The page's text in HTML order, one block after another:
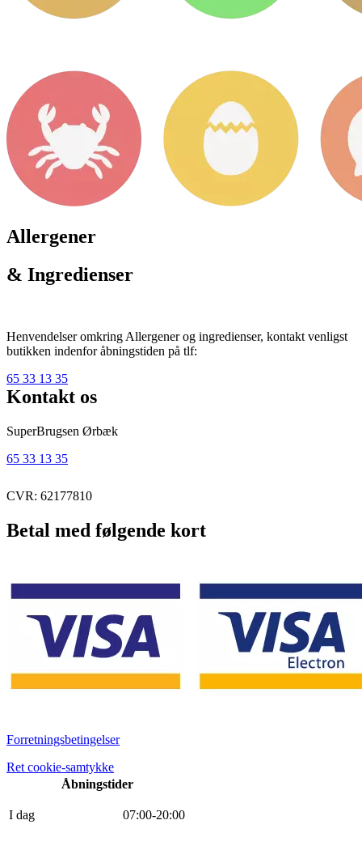
Allergener
& Ingredienser
Henvendelser omkring Allergener og ingredienser, kontakt venligst
butikken indenfor åbningstiden på tlf:
65 33 13 35
Kontakt os
SuperBrugsen Ørbæk
65 33 13 35
CVR: 62177810
Betal med følgende kort
Forretningsbetingelser
Ret cookie-samtykke
Åbningstider
I dag 07:00-20:00